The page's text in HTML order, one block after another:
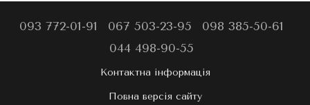
093 772-01-91 067 503-23-95
098 385-50-61
044 498-90-55
Контактна інформація
Повна версія сайту